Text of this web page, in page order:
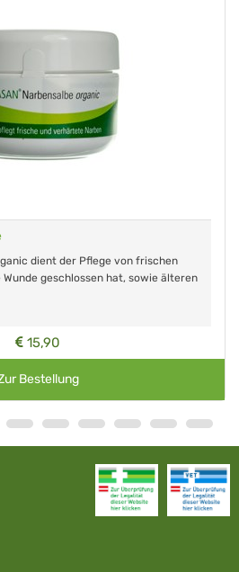
dient der Pflege von frischen
geschlossen hat, sowie älteren
15,90
Bestellung